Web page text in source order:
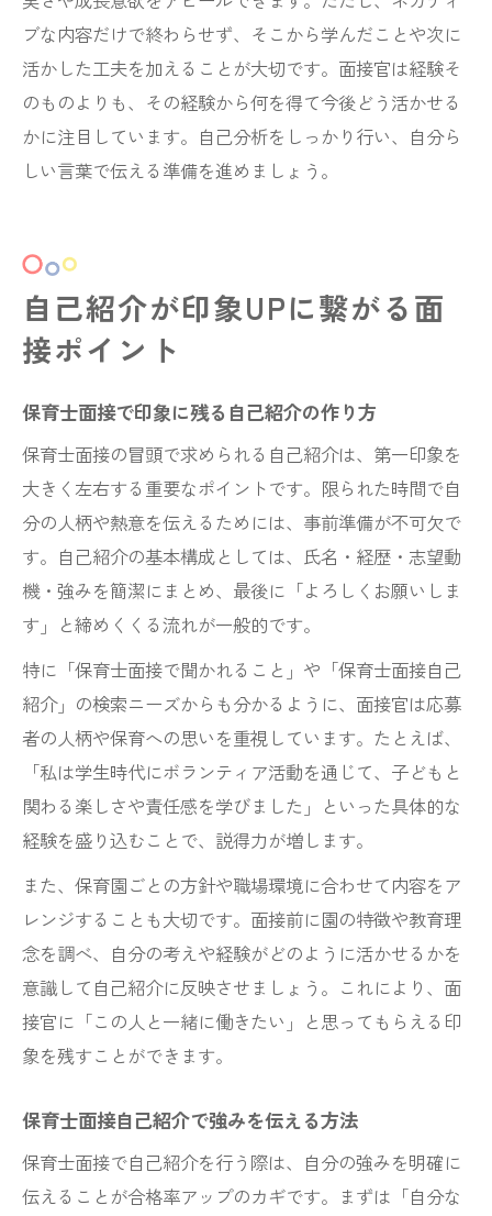
ブな内容だけで終わらせず、そこから学んだことや次に
活かした工夫を加えることが大切です。面接官は経験そ
のものよりも、その経験から何を得て今後どう活かせる
かに注目しています。自己分析をしっかり行い、自分ら
しい言葉で伝える準備を進めましょう。
自己紹介が印象UPに繋がる面
接ポイント
保育士面接で印象に残る自己紹介の作り方
保育士面接の冒頭で求められる自己紹介は、第一印象を
大きく左右する重要なポイントです。限られた時間で自
分の人柄や熱意を伝えるためには、事前準備が不可欠で
す。自己紹介の基本構成としては、氏名・経歴・志望動
機・強みを簡潔にまとめ、最後に「よろしくお願いしま
す」と締めくくる流れが一般的です。
特に「保育士面接で聞かれること」や「保育士面接自己
紹介」の検索ニーズからも分かるように、面接官は応募
者の人柄や保育への思いを重視しています。たとえば、
「私は学生時代にボランティア活動を通じて、子どもと
関わる楽しさや責任感を学びました」といった具体的な
経験を盛り込むことで、説得力が増します。
また、保育園ごとの方針や職場環境に合わせて内容をア
レンジすることも大切です。面接前に園の特徴や教育理
念を調べ、自分の考えや経験がどのように活かせるかを
意識して自己紹介に反映させましょう。これにより、面
接官に「この人と一緒に働きたい」と思ってもらえる印
象を残すことができます。
保育士面接自己紹介で強みを伝える方法
保育士面接で自己紹介を行う際は、自分の強みを明確に
伝えることが合格率アップのカギです。まずは「自分な